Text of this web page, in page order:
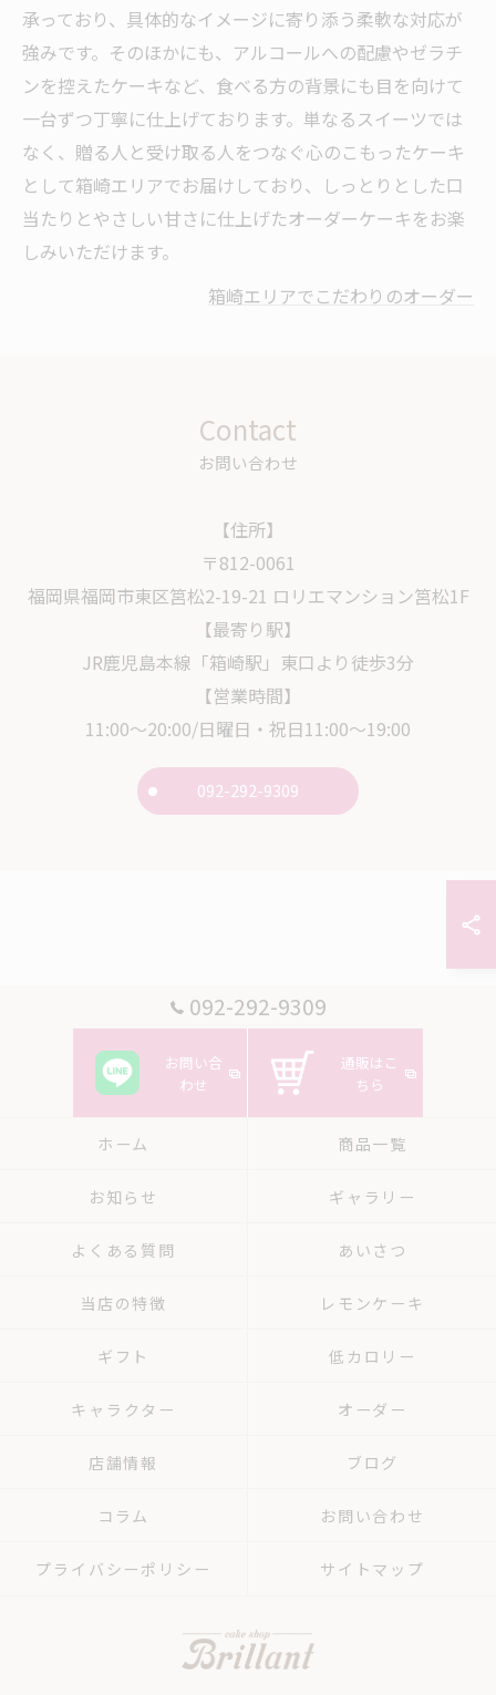
承っており、具体的なイメージに寄り添う柔軟な対応が
強みです。そのほかにも、アルコールへの配慮やゼラチ
ンを控えたケーキなど、食べる方の背景にも目を向けて
一台ずつ丁寧に仕上げております。単なるスイーツでは
なく、贈る人と受け取る人をつなぐ心のこもったケーキ
として箱崎エリアでお届けしており、しっとりとした口
当たりとやさしい甘さに仕上げたオーダーケーキをお楽
しみいただけます。
箱崎エリアでこだわりのオーダー
お問い合わせ
Contact
【住所】
〒812-0061
福岡県福岡市東区筥松2-19-21 ロリエマンション筥松1F
【最寄り駅】
JR鹿児島本線「箱崎駅」東口より徒歩3分
【営業時間】
11:00～20:00/日曜日・祝日11:00～19:00
092-292-9309
092-292-9309
お問い合
わせ
通販はこ
ちら
ホーム 商品一覧
お知らせ ギャラリー
よくある質問 あいさつ
当店の特徴 レモンケーキ
ギフト 低カロリー
キャラクター オーダー
店舗情報 ブログ
コラム お問い合わせ
プライバシーポリシー サイトマップ